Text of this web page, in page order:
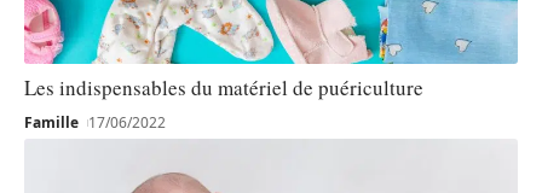
Les indispensables du matériel de puériculture
Famille 17/06/2022